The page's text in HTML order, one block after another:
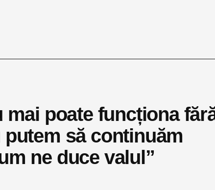
poate funcționa
să continuăm
ne duce valul”